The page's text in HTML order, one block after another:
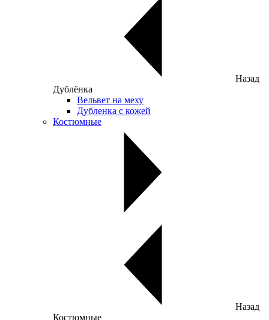
Назад
Дублёнка
Вельвет на меху
Дубленка с кожей
Костюмные
Назад
Костюмные